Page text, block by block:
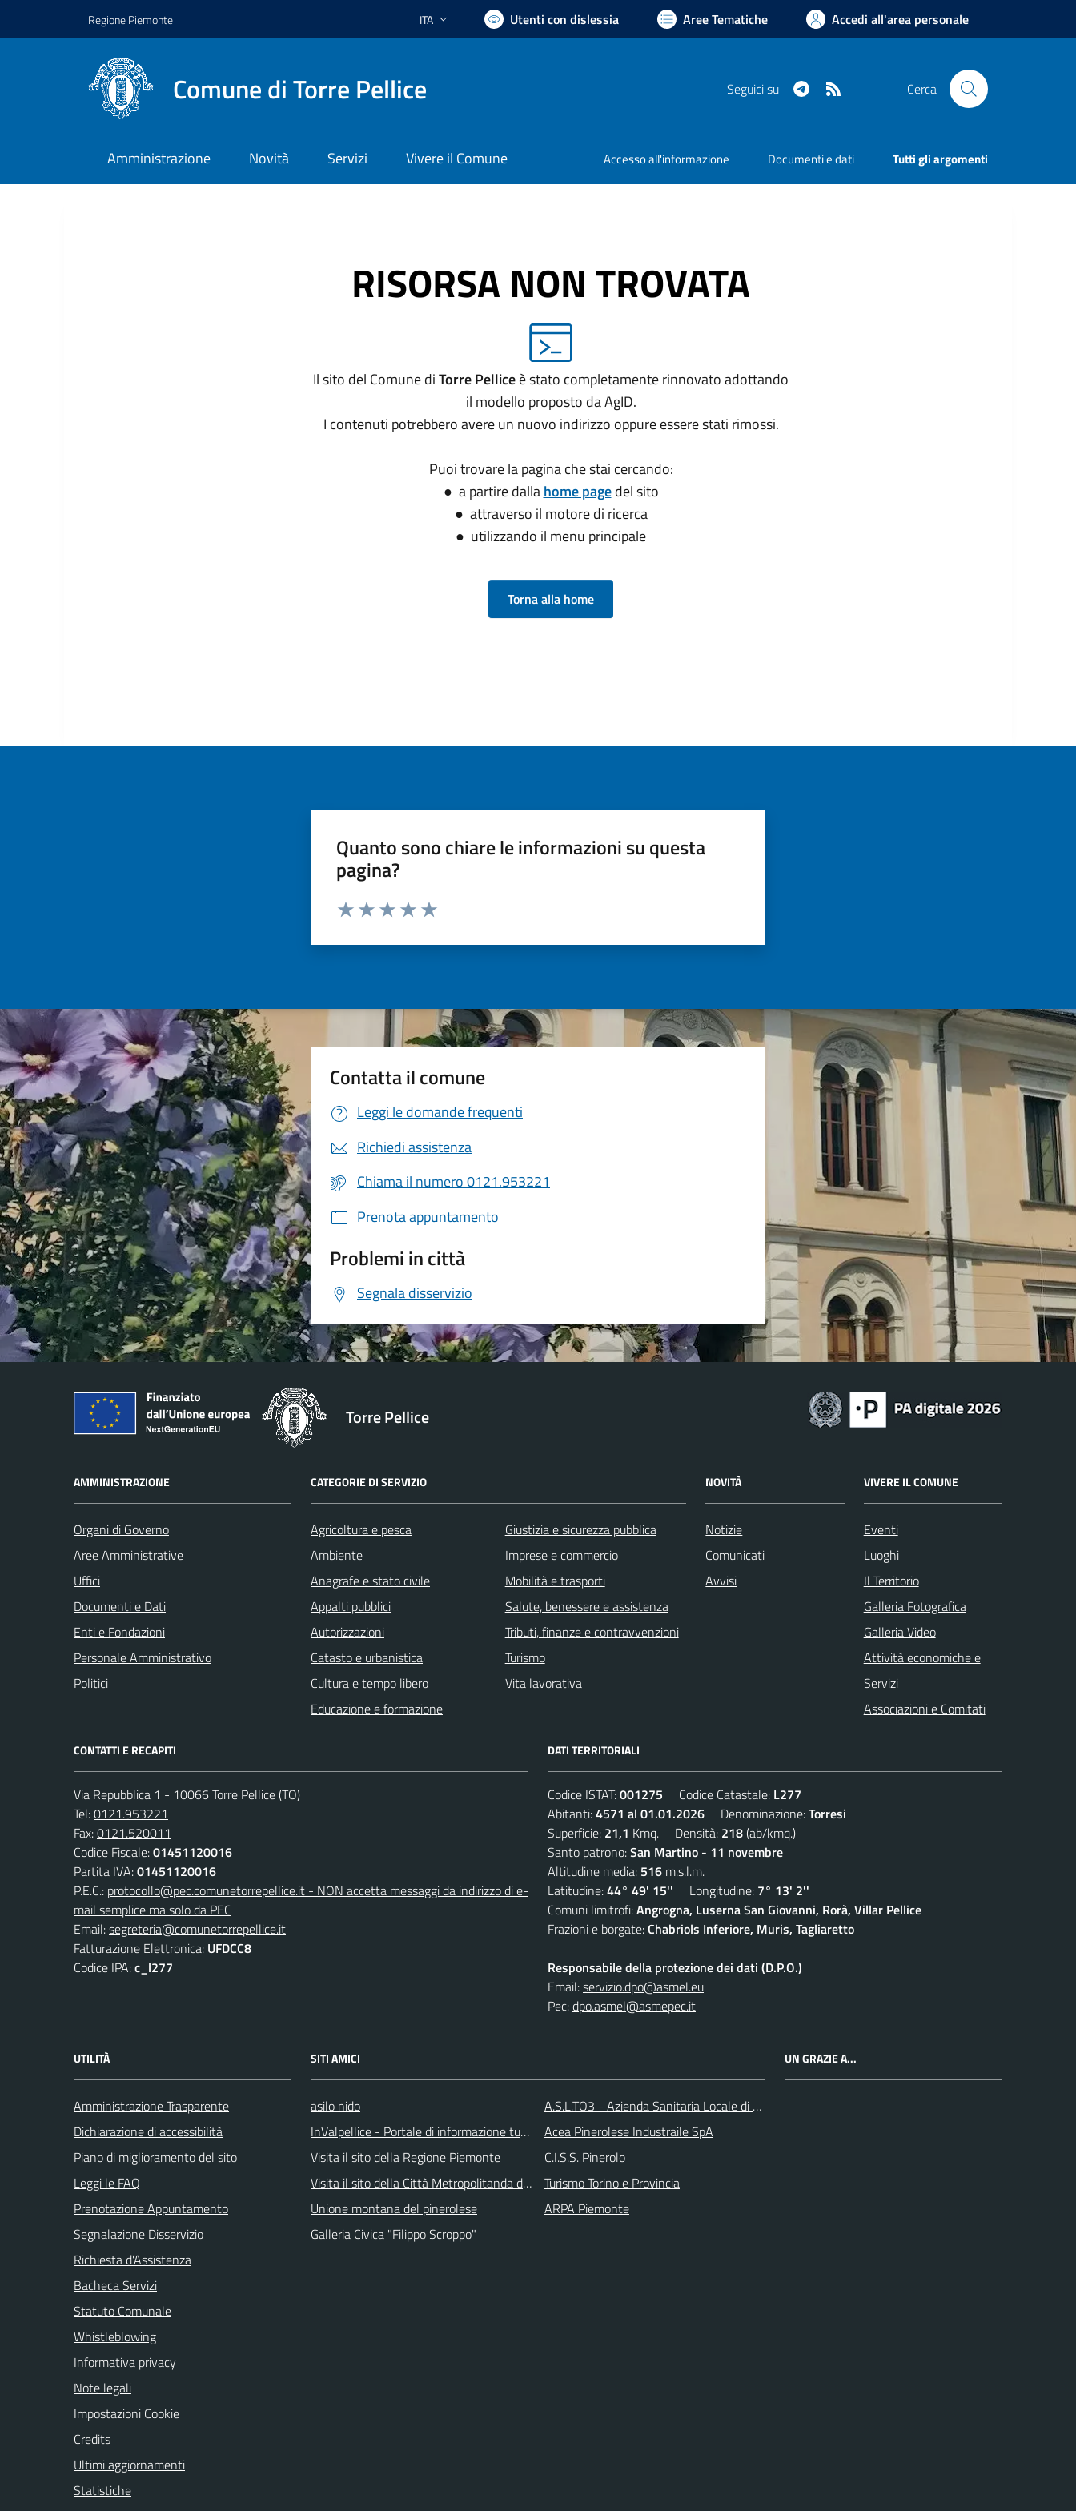
Regione Piemonte Lingua attiva:
ITA Utenti con dislessia Aree Tematiche Accedi all'area personale
Comune di Torre Pellice Seguici su Telegram Cerca
Amministrazione Novità Servizi Vivere il Comune Accesso all'informazione Documenti e dati Tutti gli argomenti
RISORSA NON TROVATA
Il sito del Comune diTorre Pelliceè stato completamente rinnovato adottando
il modello proposto da AgID.
I contenuti potrebbero avere un nuovo indirizzo oppure essere stati rimossi.
Puoi trovare la pagina che stai cercando:
● a partire dallahome pagedel sito
● attraverso il motore di ricerca
● utilizzando il menu principale
Torna alla home
Quanto sono chiare le informazioni su questa
pagina?
Valuta da 1 a 5 stelle la pagina
Contatta il comune
Leggi le domande frequenti
Richiedi assistenza
Chiama il numero 0121.953221
Prenota appuntamento
Problemi in città
Segnala disservizio
Torre Pellice
AMMINISTRAZIONE
Organi di Governo
Aree Amministrative
Uffici
Documenti e Dati
Enti e Fondazioni
Personale Amministrativo
Politici
CATEGORIE DI SERVIZIO
Agricoltura e pesca
Ambiente
Anagrafe e stato civile
Appalti pubblici
Autorizzazioni
Catasto e urbanistica
Cultura e tempo libero
Educazione e formazione
Giustizia e sicurezza pubblica
Imprese e commercio
Mobilità e trasporti
Salute, benessere e assistenza
Tributi, finanze e contravvenzioni
Turismo
Vita lavorativa
NOVITÀ
Notizie
Comunicati
Avvisi
VIVERE IL COMUNE
Eventi
Luoghi
Il Territorio
Galleria Fotografica
Galleria Video
Attività economiche e
Servizi
Associazioni e Comitati
CONTATTI E RECAPITI
Via Repubblica 1 - 10066 Torre Pellice (TO)
Tel:0121.953221
Fax:0121.520011
Codice Fiscale:01451120016
Partita IVA:01451120016
P.E.C.: protocollo@pec.comunetorrepellice.it - NON accetta messaggi da indirizzo di e-
mail semplice ma solo da PEC
Email:segreteria@comunetorrepellice.it
Fatturazione Elettronica: UFDCC8
Codice IPA:c_l277
DATI TERRITORIALI
Codice ISTAT:001275 Codice Catastale: L277
Abitanti:4571 al 01.01.2026 Denominazione:Torresi
Superficie: 21,1 Kmq. Densità: 218(ab/kmq.)
Santo patrono:San Martino - 11 novembre
Altitudine media: 516 m.s.l.m.
Latitudine:44° 49' 15'' Longitudine: 7° 13' 2''
Comuni limitrofi:Angrogna, Luserna San Giovanni, Rorà, Villar Pellice
Frazioni e borgate:Chabriols Inferiore, Muris, Tagliaretto
Responsabile della protezione dei dati (D.P.O.)
Email:servizio.dpo@asmel.eu
Pec:dpo.asmel@asmepec.it
UTILITÀ
Amministrazione Trasparente
Dichiarazione di accessibilità
Piano di miglioramento del sito
Leggi le FAQ
Prenotazione Appuntamento
Segnalazione Disservizio
Richiesta d'Assistenza
Bacheca Servizi
Statuto Comunale
Whistleblowing
Informativa privacy
Note legali
Impostazioni Cookie
Credits
Ultimi aggiornamenti
Statistiche
SITI AMICI
asilo nido
InValpellice - Portale di informazione turstica
Visita il sito della Regione Piemonte
Visita il sito della Città Metropolitanda di Torino
Unione montana del pinerolese
Galleria Civica "Filippo Scroppo"
A.S.L.TO3 - Azienda Sanitaria Locale di Collegno e Pinerolo
Acea Pinerolese Industraile SpA
C.I.S.S. Pinerolo
Turismo Torino e Provincia
ARPA Piemonte
UN GRAZIE A...